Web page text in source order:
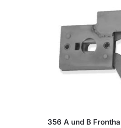
356 A und B